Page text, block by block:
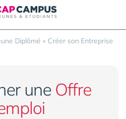
Diplômé » Créer son Entreprise
une Offre